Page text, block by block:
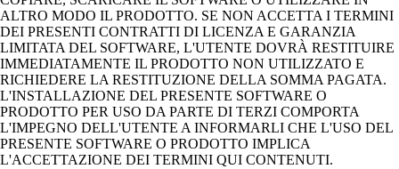
ALTRO MODO IL PRODOTTO. SE NON ACCETTA I TERMINI
DEI PRESENTI CONTRATTI DI LICENZA E GARANZIA
LIMITATA DEL SOFTWARE, L'UTENTE DOVRÀ RESTITUIRE
IMMEDIATAMENTE IL PRODOTTO NON UTILIZZATO E
RICHIEDERE LA RESTITUZIONE DELLA SOMMA PAGATA.
L'INSTALLAZIONE DEL PRESENTE SOFTWARE O
PRODOTTO PER USO DA PARTE DI TERZI COMPORTA
L'IMPEGNO DELL'UTENTE A INFORMARLI CHE L'USO DEL
PRESENTE SOFTWARE O PRODOTTO IMPLICA
L'ACCETTAZIONE DEI TERMINI QUI CONTENUTI.